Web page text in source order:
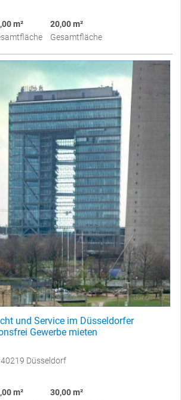
m²
20,00 m²
Gesamtfläche
und Service im Düsseldorfer
Gewerbe mieten
Düsseldorf
m²
30,00 m²